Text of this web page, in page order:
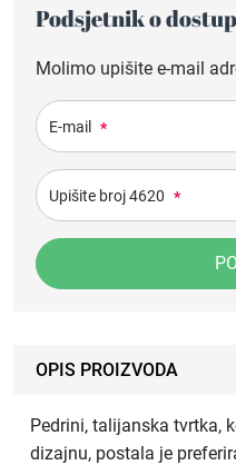
Podsjetnik o
Molimo upišite e-mail
E-mail *
Upišite broj 4620 *
OPIS PROIZVODA
Pedrini, talijanska tvrtka,
dizajnu, postala je